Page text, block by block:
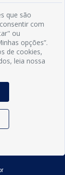
que são
com
ou
opções”.
de cookies,
leia nossa